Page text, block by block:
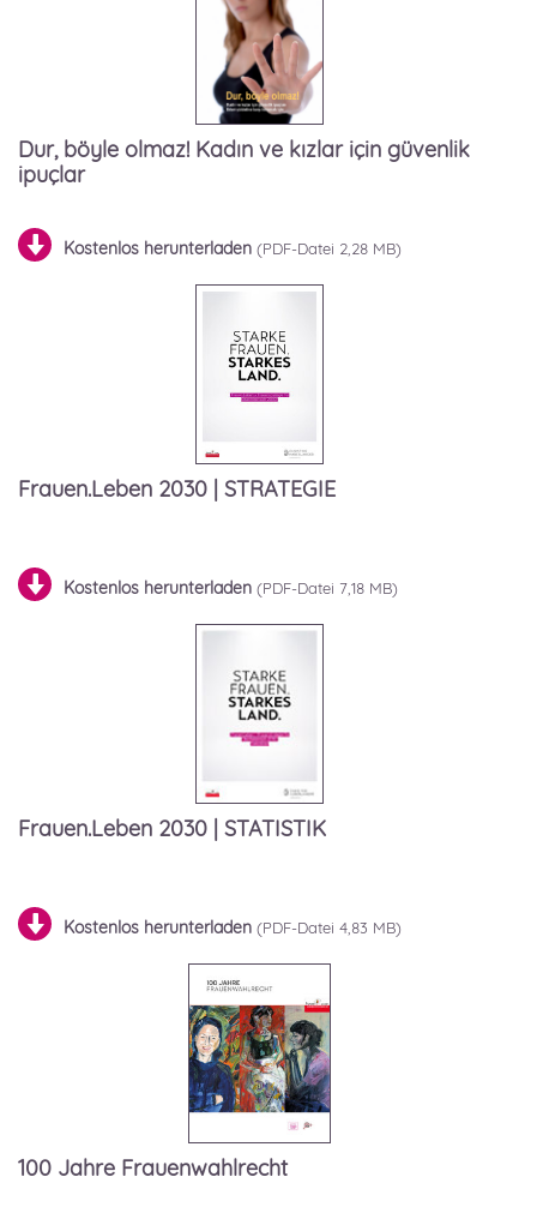
Dur, böyle olmaz! Kadın ve kızlar için güvenlik
ipuçlar
Kostenlos herunterladen 2,28 MB)
Frauen.Leben 2030 | STRATEGIE
Kostenlos herunterladen 7,18 MB)
Frauen.Leben 2030 | STATISTIK
Kostenlos herunterladen 4,83 MB)
100 Jahre Frauenwahlrecht